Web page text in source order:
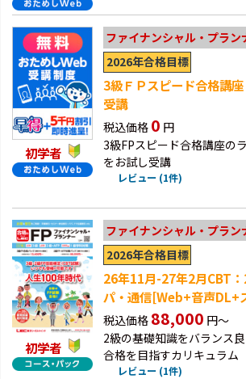
初学者
ファイナンシャル・プラン
2026年合格目標
3級ＦＰスピード合格講
受講
税込価格 0 円
3級FPスピード合格講座の
をお試し受講
レビュー (1件)
初学者
ファイナンシャル・プラン
2026年合格目標
26年11月-27年2月CBT
パ・通信[Web+音声DL+
税込価格 88,000 円～
2級の基礎知識をバランス
合格を目指すカリキュラム
レビュー (1件)